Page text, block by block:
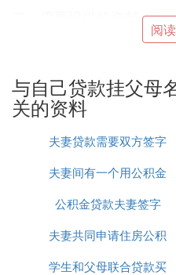
二、需要提供的资料：
1、申请人和配偶的身份
证明）。
2、购房协议书正本。
3、房价20%或以上预付
4、申请人家庭收入证明
括工资单、个人所得税
明、银行存单等。
5、开发商的收款帐号1份。
三、借款人应提供的材料
阅
与自己贷款挂父母
关的资料
夫妻贷款需要双方签字
吗
夫妻间有一个用公积金
贷款
公积金贷款夫妻签字
夫妻共同申请住房公积
金贷款
学生和父母联合贷款买